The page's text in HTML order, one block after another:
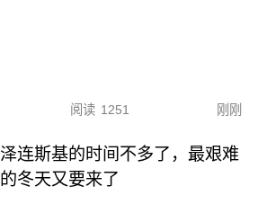
阅读 1251 刚刚
泽连斯基的时间不多了，最艰难
的冬天又要来了